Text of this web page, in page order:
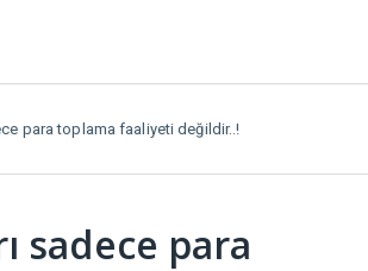
para toplama faaliyeti değildir..!
sadece para